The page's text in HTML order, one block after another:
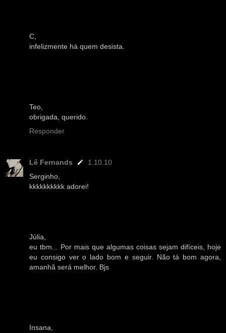
C,
infelizmente há quem desista.
Teo,
obrigada, querido.
Responder
Lê Fernands
1.10.10
Serginho,
kkkkkkkkkk adorei!
Júlia,
eu tbm... Por mais que algumas coisas sejam difíceis, hoje
eu consigo ver o lado bom e seguir. Não tá bom agora,
amanhã será melhor. Bjs
Insana,